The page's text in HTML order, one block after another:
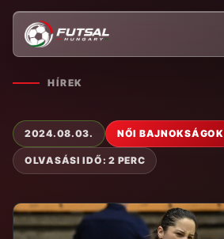
HÍREK
2024.08.03. NŐI BAJNOKSÁGOK
OLVASÁSI IDŐ: 2 PERC